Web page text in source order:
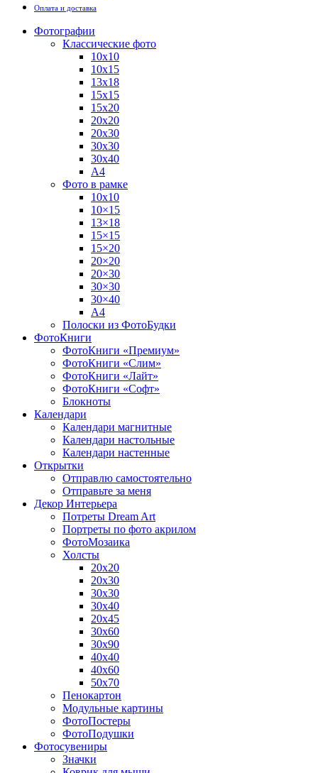
Оплата и доставка
Фотографии
Классические фото
10х10
10х15
13х18
15х15
15х20
20х20
20х30
30х30
30х40
А4
Фото в рамке
10х10
10×15
13×18
15×15
15×20
20×20
20×30
30×30
30×40
A4
Полоски из ФотоБудки
ФотоКниги
ФотоКниги «Премиум»
ФотоКниги «Слим»
ФотоКниги «Лайт»
ФотоКниги «Софт»
Блокноты
Календари
Календари магнитные
Календари настольные
Календари настенные
Открытки
Отправлю самостоятельно
Отправьте за меня
Декор Интерьера
Потреты Dream Art
Портреты по фото акрилом
ФотоМозаика
Холсты
20х20
20х30
30х30
30х40
20х45
30х60
30х90
40х40
40х60
50х70
Пенокартон
Модульные картины
ФотоПостеры
ФотоПодушки
Фотоcувениры
Значки